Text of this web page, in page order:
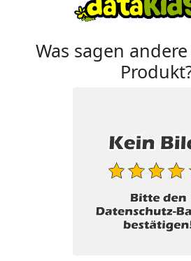
Was sagen